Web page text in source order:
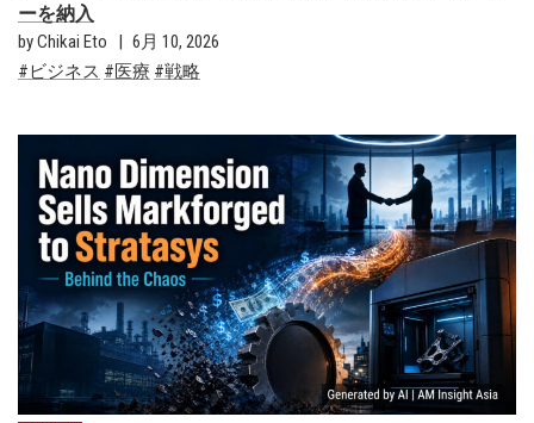
ーを納入
by Chikai Eto
6月 10, 2026
ビジネス
医療 戦略